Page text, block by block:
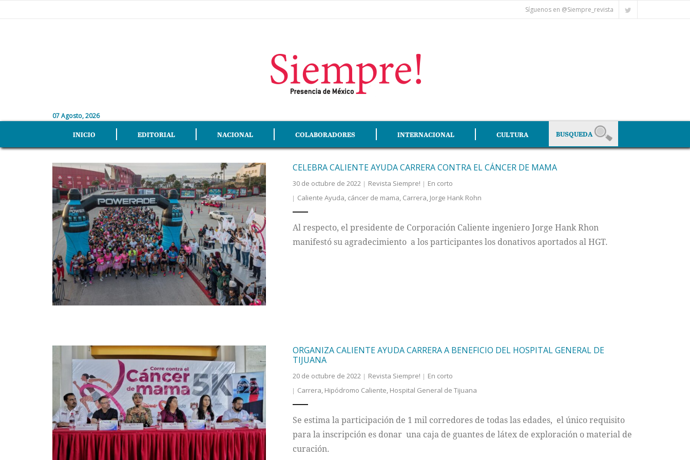
Síguenos en @Siempre_revista
07 Agosto, 2026
INICIO EDITORIAL NACIONAL COLABORADORES INTERNACIONAL CULTURA
CELEBRA CALIENTE AYUDA CARRERA CONTRA EL CÁNCER DE MAMA
30 de octubre de 2022 Revista Siempre!
En corto
Caliente Ayuda, cáncer de mama, Carrera, Jorge Hank Rohn
Al respecto, el presidente de Corporación Caliente ingeniero Jorge Hank Rhon
manifestó su agradecimiento a los participantes los donativos aportados al HGT.
ORGANIZA CALIENTE AYUDA CARRERA A BENEFICIO DEL HOSPITAL GENERAL DE
TIJUANA
20 de octubre de 2022 Revista Siempre!
En corto
Carrera Hipódromo Caliente Hospital General de Tijuana
Se estima la participación de 1 mil corredores de todas las edades, el único requisito
para la inscripción es donar una caja de guantes de látex de exploración o material de
curación.